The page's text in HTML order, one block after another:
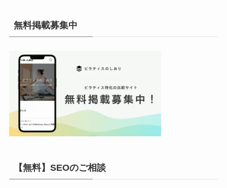
イ
ブ
無料掲載募集中
【無料】SEOのご相談